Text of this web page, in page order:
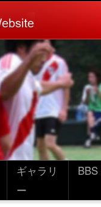
ギャラリ
ー
BBS